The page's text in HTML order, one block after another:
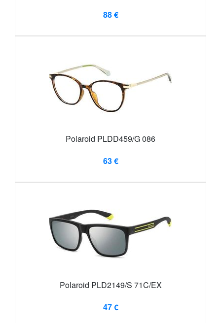
88 €
Polaroid PLDD459/G 086
63 €
Polaroid PLD2149/S 71C/EX
47 €